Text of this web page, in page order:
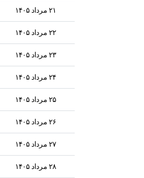
۲۱ مرداد ۱۴۰۵
۲۲ مرداد ۱۴۰۵
۲۳ مرداد ۱۴۰۵
۲۴ مرداد ۱۴۰۵
۲۵ مرداد ۱۴۰۵
۲۶ مرداد ۱۴۰۵
۲۷ مرداد ۱۴۰۵
۲۸ مرداد ۱۴۰۵